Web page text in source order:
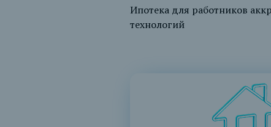
Ипотека для работников
технологий